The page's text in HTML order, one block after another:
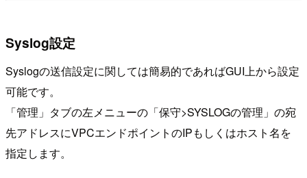
Syslog設定
Syslogの送信設定に関しては簡易的であればGUI上から設定
可能です。
「管理」タブの左メニューの「保守>SYSLOGの管理」の宛
先アドレスにVPCエンドポイントのIPもしくはホスト名を
指定します。